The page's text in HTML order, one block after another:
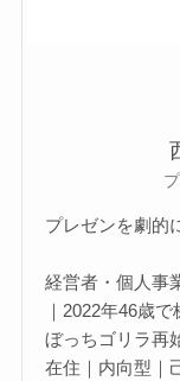
プレゼンを劇的
経営者・個人事
｜2022年46歳
ぼっちゴリラ再
在住｜内向型｜